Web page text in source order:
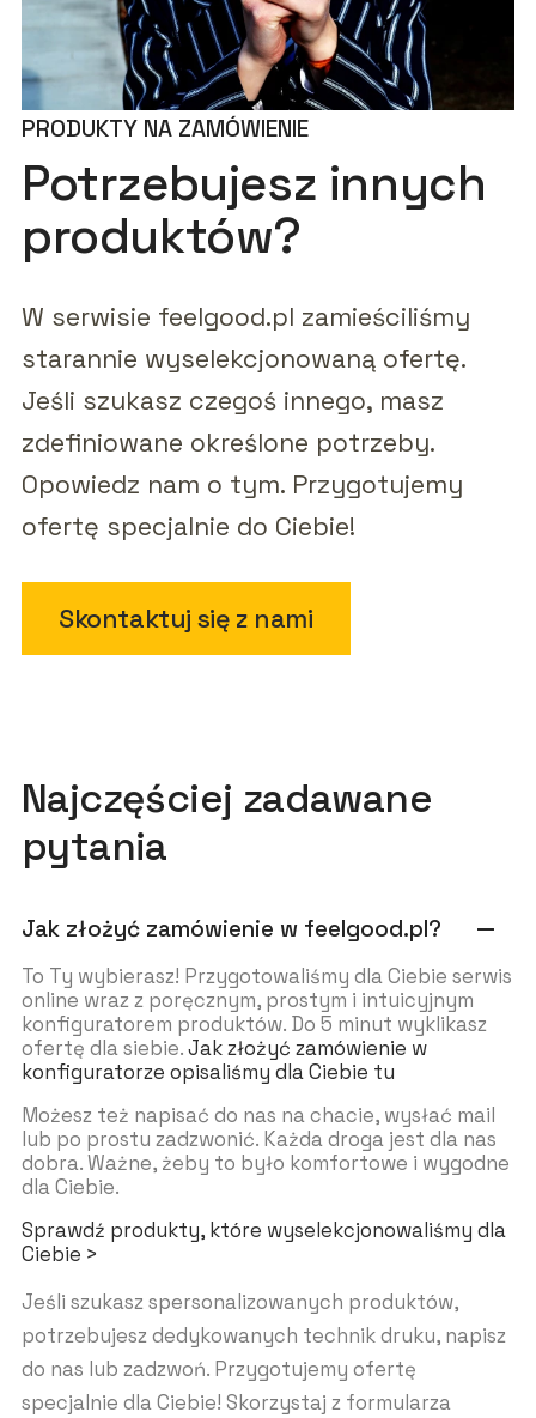
PRODUKTY NA ZAMÓWIENIE
Potrzebujesz innych
produktów?
W serwisie feelgood.pl zamieściliśmy
starannie wyselekcjonowaną ofertę.
Jeśli szukasz czegoś innego, masz
zdefiniowane określone potrzeby.
Opowiedz nam o tym. Przygotujemy
ofertę specjalnie do Ciebie!
Skontaktuj się z nami
Najczęściej zadawane
pytania
Jak złożyć zamówienie w feelgood.pl? remove
To Ty wybierasz! Przygotowaliśmy dla Ciebie serwis
online wraz z poręcznym, prostym i intuicyjnym
konfiguratorem produktów. Do 5 minut wyklikasz
ofertę dla siebie.Jak złożyć zamówienie w
konfiguratorze opisaliśmy dla Ciebie tu
Możesz też napisać do nas na chacie, wysłać mail
lub po prostu zadzwonić. Każda droga jest dla nas
dobra. Ważne, żeby to było komfortowe i wygodne
dla Ciebie.
Sprawdź produkty, które wyselekcjonowaliśmy dla
Ciebie >
Jeśli szukasz spersonalizowanych produktów,
potrzebujesz dedykowanych technik druku, napisz
do nas lub zadzwoń. Przygotujemy ofertę
specjalnie dla Ciebie! Skorzystaj z formularza